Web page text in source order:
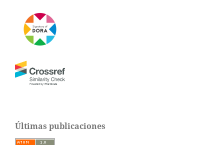
Últimas publicaciones